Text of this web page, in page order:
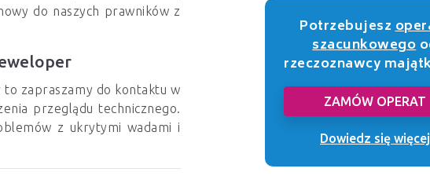
do naszych prawników z
to zapraszamy do kontaktu w
przeglądu technicznego.
z ukrytymi wadami i
Potrzebujesz
szacunkowego
rzeczoznawcy
ZAMÓW OPERAT
Dowiedz się więcej